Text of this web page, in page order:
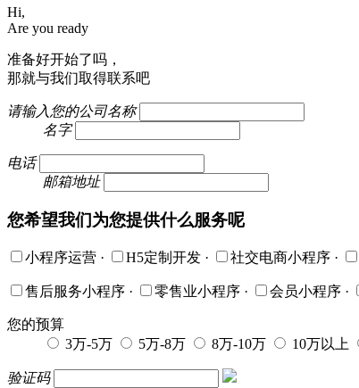
Hi,
Are you ready
准备好开始了吗，
那就与我们取得联系吧
请输入您的公司名称
名字
电话
邮箱地址
您希望我们为您提供什么服务呢
小程序运营 · H5定制开发 · 社交电商小程序 ·
售后服务小程序 · 零售业小程序 · 会员小程序 ·
您的预算
3万-5万
5万-8万 8万-10万 10万以上
验证码